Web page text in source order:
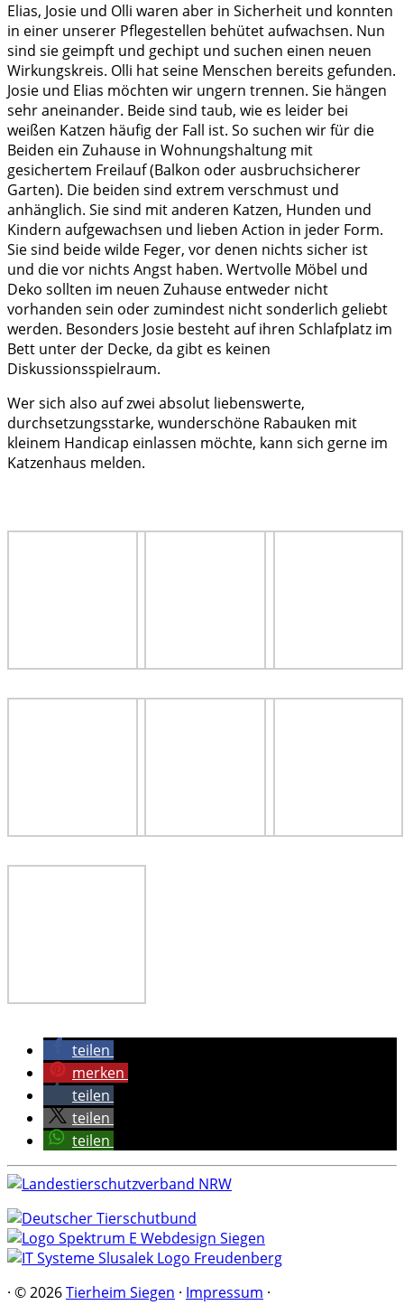
Elias, Josie und Olli waren aber in Sicherheit und konnten
in einer unserer Pflegestellen behütet aufwachsen. Nun
sind sie geimpft und gechipt und suchen einen neuen
Wirkungskreis. Olli hat seine Menschen bereits gefunden.
Josie und Elias möchten wir ungern trennen. Sie hängen
sehr aneinander. Beide sind taub, wie es leider bei
weißen Katzen häufig der Fall ist. So suchen wir für die
Beiden ein Zuhause in Wohnungshaltung mit
gesichertem Freilauf (Balkon oder ausbruchsicherer
Garten). Die beiden sind extrem verschmust und
anhänglich. Sie sind mit anderen Katzen, Hunden und
Kindern aufgewachsen und lieben Action in jeder Form.
Sie sind beide wilde Feger, vor denen nichts sicher ist
und die vor nichts Angst haben. Wertvolle Möbel und
Deko sollten im neuen Zuhause entweder nicht
vorhanden sein oder zumindest nicht sonderlich geliebt
werden. Besonders Josie besteht auf ihren Schlafplatz im
Bett unter der Decke, da gibt es keinen
Diskussionsspielraum.
Wer sich also auf zwei absolut liebenswerte,
durchsetzungsstarke, wunderschöne Rabauken mit
kleinem Handicap einlassen möchte, kann sich gerne im
Katzenhaus melden.
teilen
merken
teilen
teilen
teilen
· © 2026Tierheim Siegen · Impressum ·